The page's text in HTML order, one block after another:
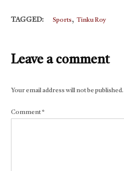
TAGGED: Sports,Tinku Roy
Leave a comment
Your email address will not be published.
Comment*